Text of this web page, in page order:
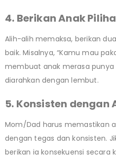
4. Berikan Anak
Alih-alih memaksa, berikan
baik. Misalnya, “Kamu mau
membuat anak merasa
diarahkan dengan lembut.
5. Konsisten dengan
Mom/Dad harus memastikan
dengan tegas dan konsisten.
berikan ia konsekuensi secara